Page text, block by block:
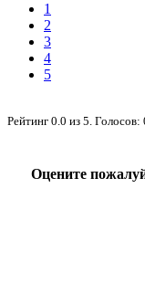
1
2
3
4
5
Рейтинг 0.0 из 5. Голосов:
Оцените